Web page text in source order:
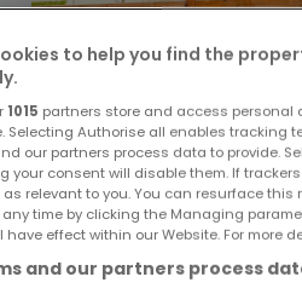
to help you find the
1015 partners store and access personal
Selecting Authorise all enables tracking
our partners process data to provide.
your consent will disable them. If
as relevant to you. You can resurface
time by clicking the Managing
have effect within our Website. For more
and our partners process